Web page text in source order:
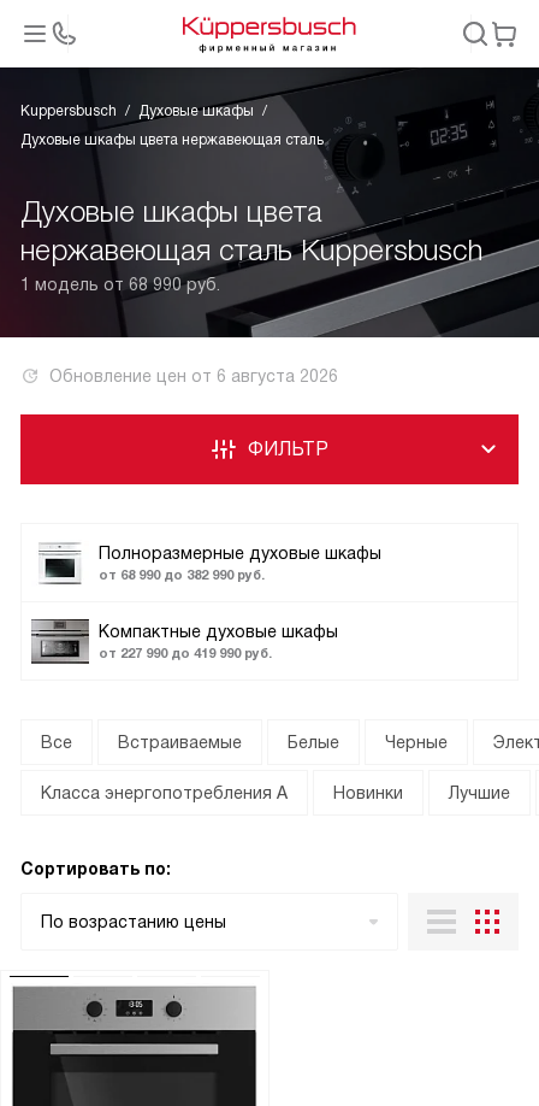
Kuppersbusch
Духовые шкафы
Духовые шкафы цвета нержавеющая сталь
Духовые шкафы цвета
нержавеющая сталь Kuppersbusch
1 модель от 68 990 руб.
Обновление цен от 6 августа 2026
Полноразмерные духовые шкафы
от 68 990 до 382 990 руб.
Компактные духовые шкафы
от 227 990 до 419 990 руб.
ФИЛЬТР
Все Встраиваемые Белые Черные
Класса энергопотребления А Новинки Лучшие
Сортировать по:
По возрастанию цены